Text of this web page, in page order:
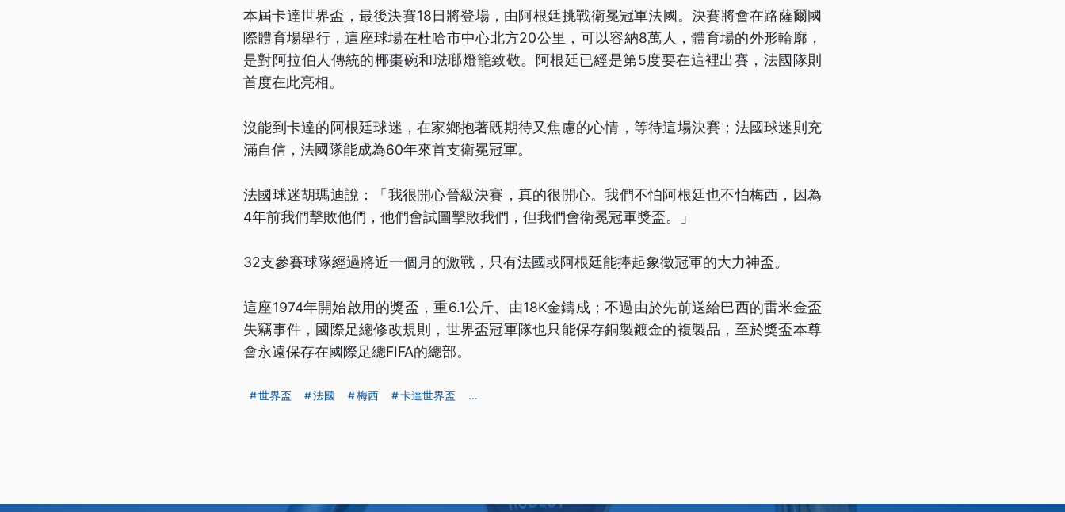
本屆卡達世界盃，最後決賽18日將登場，由阿根廷挑戰衛冕冠軍法國。決賽將會在路薩爾國
際體育場舉行，這座球場在杜哈市中心北方20公里，可以容納8萬人，體育場的外形輪廓，
是對阿拉伯人傳統的椰棗碗和琺瑯燈籠致敬。阿根廷已經是第5度要在這裡出賽，法國隊則
首度在此亮相。
沒能到卡達的阿根廷球迷，在家鄉抱著既期待又焦慮的心情，等待這場決賽；法國球迷則充
滿自信，法國隊能成為60年來首支衛冕冠軍。
法國球迷胡瑪迪說：「我很開心晉級決賽，真的很開心。我們不怕阿根廷也不怕梅西，因為
4年前我們擊敗他們，他們會試圖擊敗我們，但我們會衛冕冠軍獎盃。」
32支參賽球隊經過將近一個月的激戰，只有法國或阿根廷能捧起象徵冠軍的大力神盃。
這座1974年開始啟用的獎盃，重6.1公斤、由18K金鑄成；不過由於先前送給巴西的雷米金盃
失竊事件，國際足總修改規則，世界盃冠軍隊也只能保存銅製鍍金的複製品，至於獎盃本尊
會永遠保存在國際足總FIFA的總部。
世界盃 法國 梅西 卡達世界盃 ...